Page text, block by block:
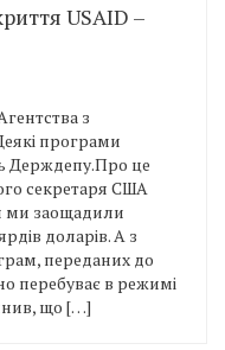
USAID –
з
програми
Держдепу.Про це
секретаря США
ми заощадили
доларів. А з
переданих до
перебуває в режимі
що […]